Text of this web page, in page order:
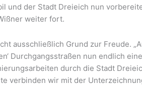
und der Stadt Dreieich nun
weiter fort.
ausschließlich Grund zur Freude.
Durchgangsstraßen nun endlich
durch die Stadt
verbinden wir mit der